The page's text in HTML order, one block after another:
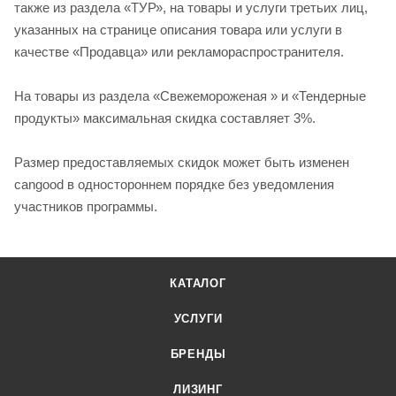
также из раздела «ТУР», на товары и услуги третьих лиц,
указанных на странице описания товара или услуги в
качестве «Продавца» или рекламораспространителя.
На товары из раздела «Свежемороженая » и «Тендерные
продукты» максимальная скидка составляет 3%.
Размер предоставляемых скидок может быть изменен
cangood в одностороннем порядке без уведомления
участников программы.
КАТАЛОГ
УСЛУГИ
БРЕНДЫ
ЛИЗИНГ